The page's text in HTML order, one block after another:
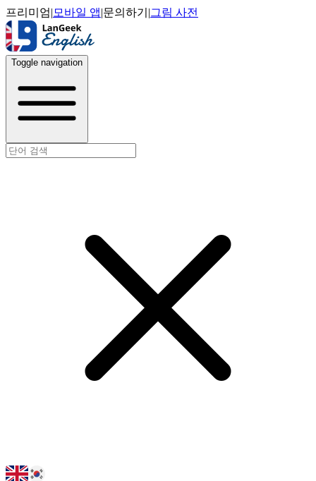
프리미엄| 모바일 앱|문의하기 |그림 사전
Toggle navigation